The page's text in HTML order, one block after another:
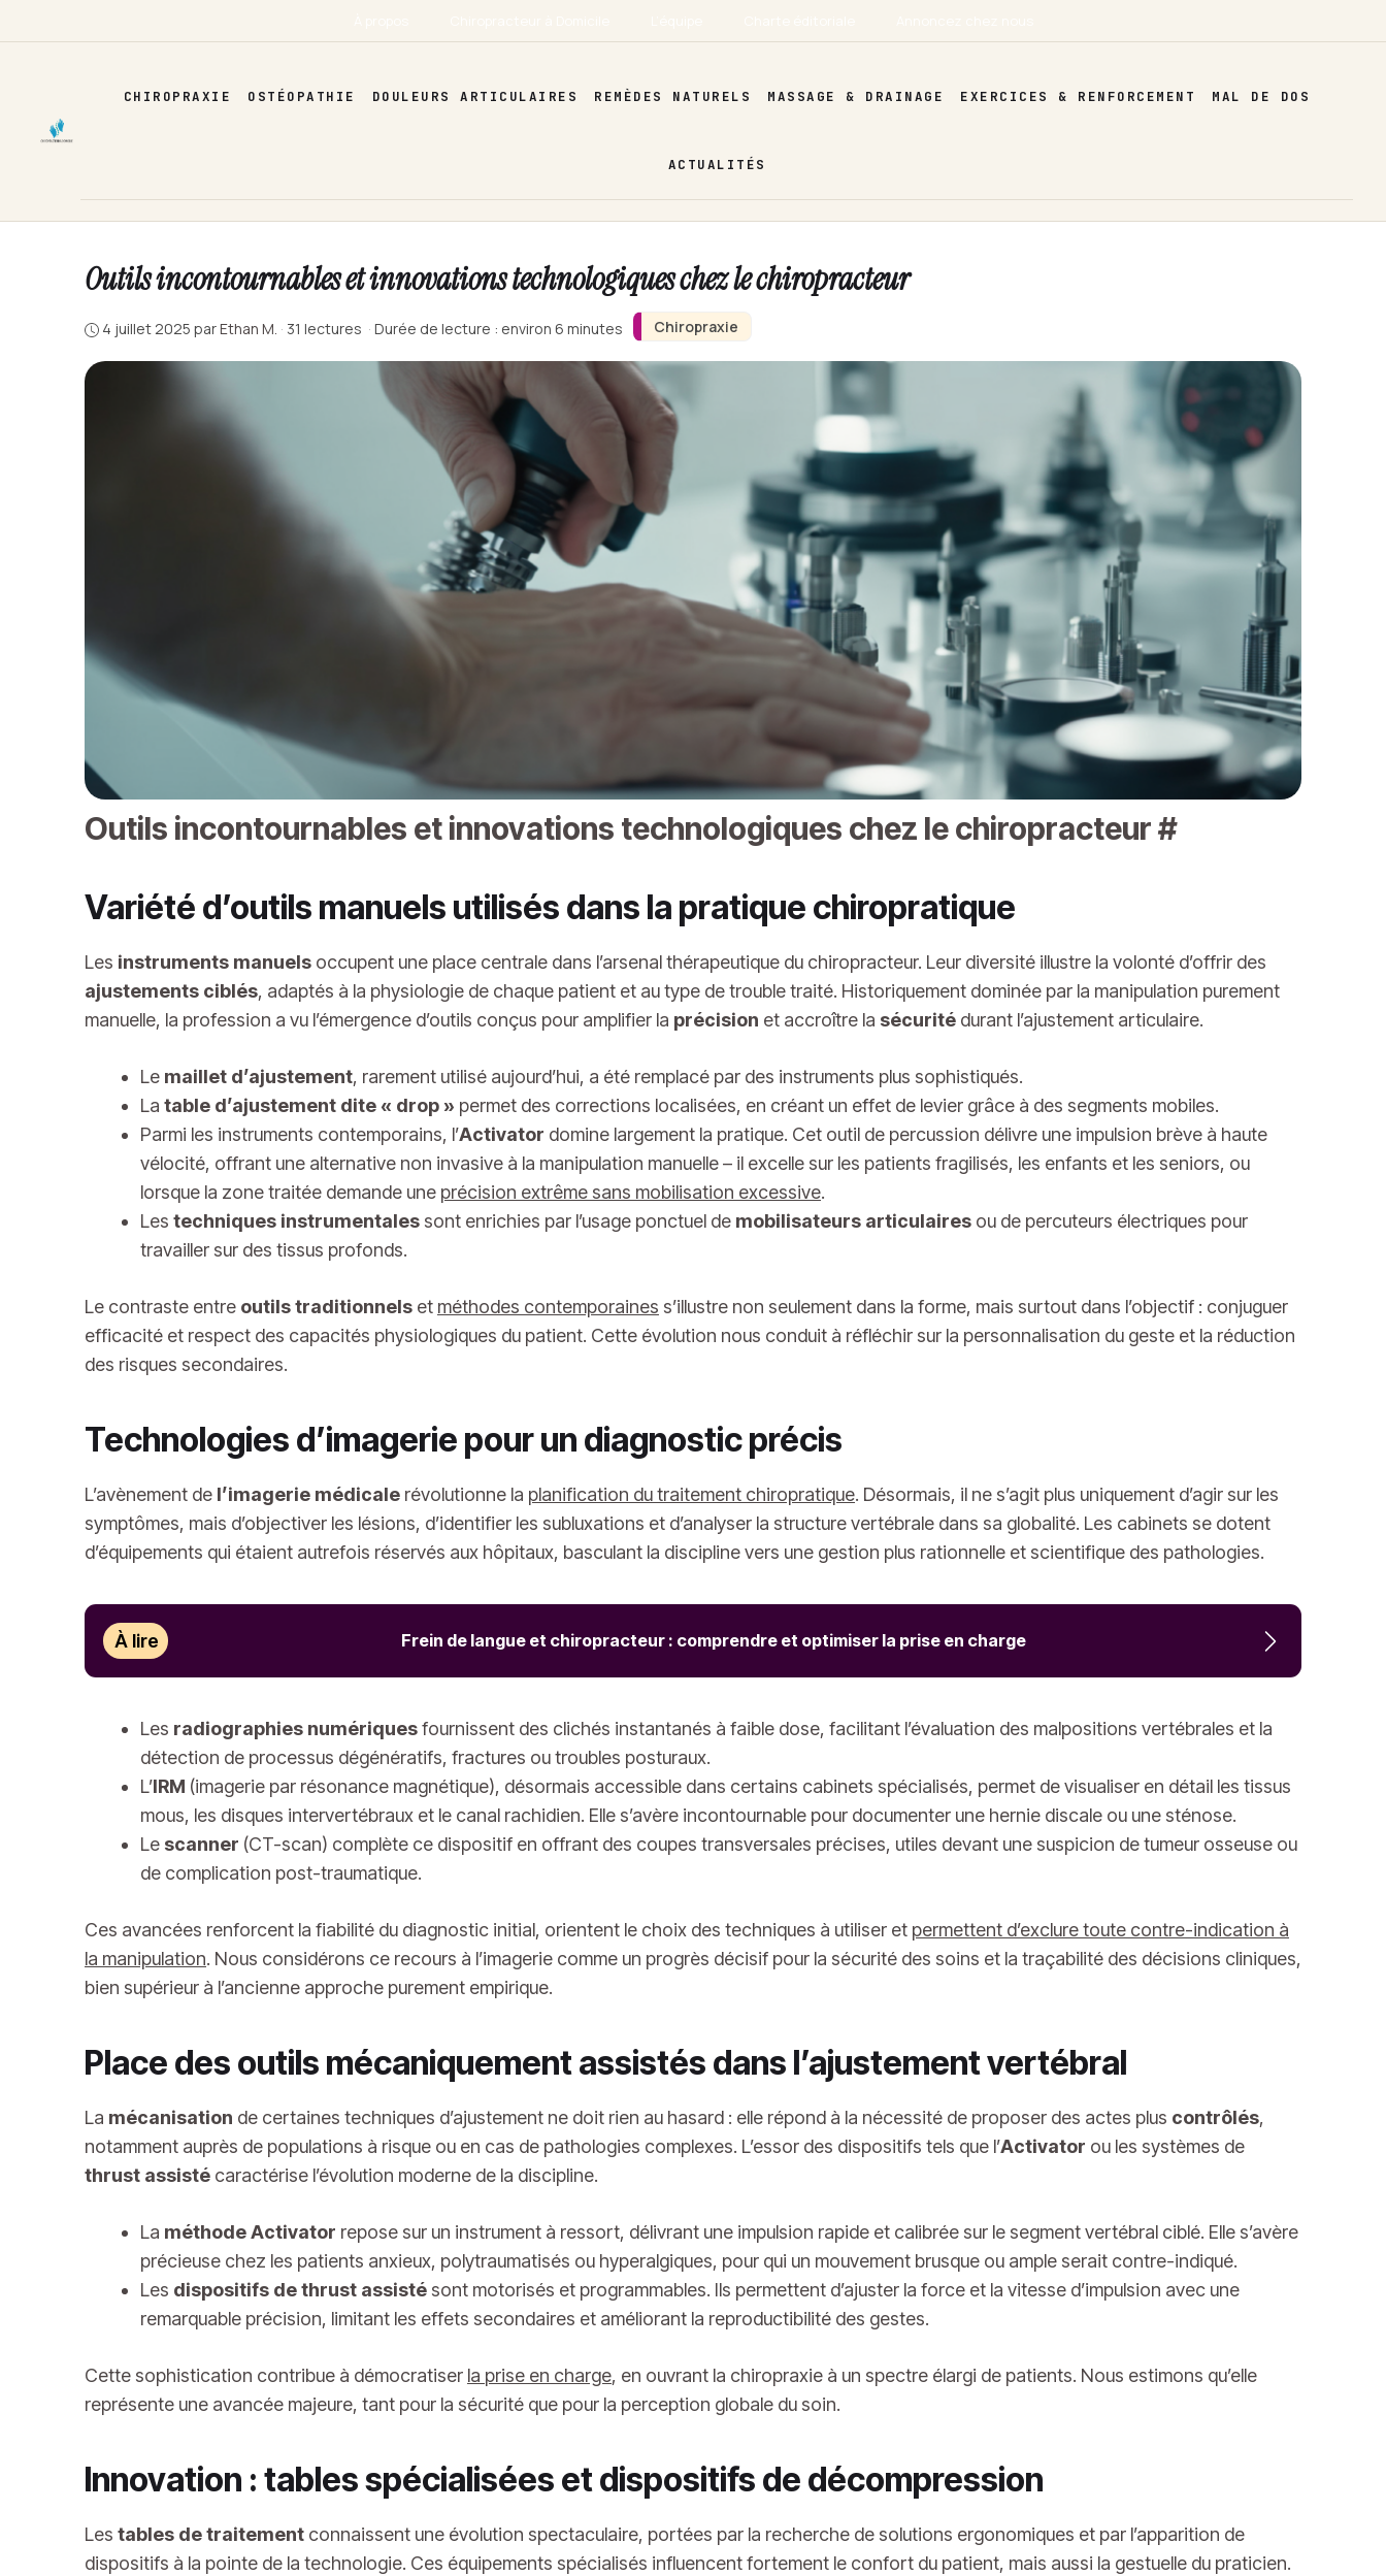
au
CHIROPRAXIE OSTÉOPATHIE DOULEURS ARTICULAIRES REMÈDES NATURELS MASSAGE & DRAINAGE EXERCICES & RENFORCEMENT MAL DE DOS
ACTUALITÉS
Chiropraxie
Outils incontournables et innovations technologiques chez le chiropracteur
4 juillet 2025 parEthan M. · 31 lectures · Durée de lecture : environ 6 minutes
Outils incontournables et innovations technologiques chez le chiropracteur#
Variété d’outils manuels utilisés dans la pratique chiropratique
Les instruments manuels occupent une place centrale dans l’arsenal thérapeutique du chiropracteur. Leur diversité illustre la volonté d’offrir des
ajustements ciblés, adaptés à la physiologie de chaque patient et au type de trouble traité. Historiquement dominée par la manipulation purement
manuelle, la profession a vu l’émergence d’outils conçus pour amplifier la précision et accroître la sécurité durant l’ajustement articulaire.
Le maillet d’ajustement, rarement utilisé aujourd’hui, a été remplacé par des instruments plus sophistiqués.
La table d’ajustement dite « drop » permet des corrections localisées, en créant un effet de levier grâce à des segments mobiles.
Parmi les instruments contemporains, l’Activator domine largement la pratique. Cet outil de percussion délivre une impulsion brève à haute
vélocité, offrant une alternative non invasive à la manipulation manuelle – il excelle sur les patients fragilisés, les enfants et les seniors, ou
lorsque la zone traitée demande une précision extrême sans mobilisation excessive.
Les techniques instrumentales sont enrichies par l’usage ponctuel de mobilisateurs articulaires ou de percuteurs électriques pour
travailler sur des tissus profonds.
Le contraste entre outils traditionnels et méthodes contemporaines s’illustre non seulement dans la forme, mais surtout dans l’objectif : conjuguer
efficacité et respect des capacités physiologiques du patient. Cette évolution nous conduit à réfléchir sur la personnalisation du geste et la réduction
des risques secondaires.
Technologies d’imagerie pour un diagnostic précis
L’avènement de l’imagerie médicale révolutionne la planification du traitement chiropratique. Désormais, il ne s’agit plus uniquement d’agir sur les
symptômes, mais d’objectiver les lésions, d’identifier les subluxations et d’analyser la structure vertébrale dans sa globalité. Les cabinets se dotent
d’équipements qui étaient autrefois réservés aux hôpitaux, basculant la discipline vers une gestion plus rationnelle et scientifique des pathologies.
À lire Frein de langue et chiropracteur : comprendre et optimiser la prise en charge
Les radiographies numériquesfournissent des clichés instantanés à faible dose, facilitant l’évaluation des malpositions vertébrales et la
détection de processus dégénératifs, fractures ou troubles posturaux.
L’IRM (imagerie par résonance magnétique), désormais accessible dans certains cabinets spécialisés, permet de visualiser en détail les tissus
mous, les disques intervertébraux et le canal rachidien. Elle s’avère incontournable pour documenter une hernie discale ou une sténose.
Le scanner (CT-scan) complète ce dispositif en offrant des coupes transversales précises, utiles devant une suspicion de tumeur osseuse ou
de complication post-traumatique.
Ces avancées renforcent la fiabilité du diagnostic initial, orientent le choix des techniques à utiliser et permettent d’exclure toute contre-indication à
la manipulation. Nous considérons ce recours à l’imagerie comme un progrès décisif pour la sécurité des soins et la traçabilité des décisions cliniques,
bien supérieur à l’ancienne approche purement empirique.
Place des outils mécaniquement assistés dans l’ajustement vertébral
La mécanisation de certaines techniques d’ajustement ne doit rien au hasard : elle répond à la nécessité de proposer des actes plus contrôlés,
notamment auprès de populations à risque ou en cas de pathologies complexes. L’essor des dispositifs tels que l’Activator ou les systèmes de
thrust assisté caractérise l’évolution moderne de la discipline.
La méthode Activator repose sur un instrument à ressort, délivrant une impulsion rapide et calibrée sur le segment vertébral ciblé. Elle s’avère
précieuse chez les patients anxieux, polytraumatisés ou hyperalgiques, pour qui un mouvement brusque ou ample serait contre-indiqué.
Les dispositifs de thrust assisté sont motorisés et programmables. Ils permettent d’ajuster la force et la vitesse d’impulsion avec une
remarquable précision, limitant les effets secondaires et améliorant la reproductibilité des gestes.
Cette sophistication contribue à démocratiser la prise en charge, en ouvrant la chiropraxie à un spectre élargi de patients. Nous estimons qu’elle
représente une avancée majeure, tant pour la sécurité que pour la perception globale du soin.
Innovation : tables spécialisées et dispositifs de décompression
Les tables de traitement connaissent une évolution spectaculaire, portées par la recherche de solutions ergonomiques et par l’apparition de
dispositifs à la pointe de la technologie. Ces équipements spécialisés influencent fortement le confort du patient, mais aussi la gestuelle du praticien.